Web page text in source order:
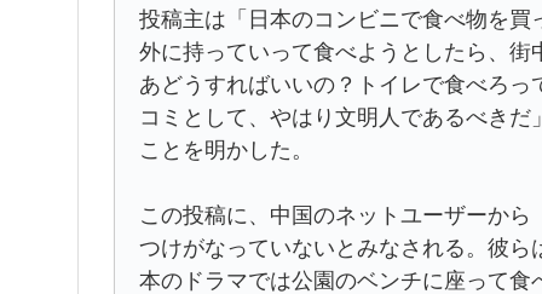
投稿主は「日本のコンビニで食べ物を
外に持っていって食べようとしたら、
あどうすればいいの？トイレで食べろ
コミとして、やはり文明人であるべき
ことを明かした。
この投稿に、中国のネットユーザーか
つけがなっていないとみなされる。彼
本のドラマでは公園のベンチに座って